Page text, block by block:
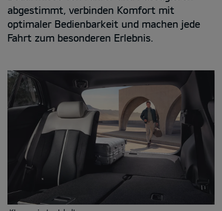
abgestimmt, verbinden Komfort mit
optimaler Bedienbarkeit und machen jede
Fahrt zum besonderen Erlebnis.